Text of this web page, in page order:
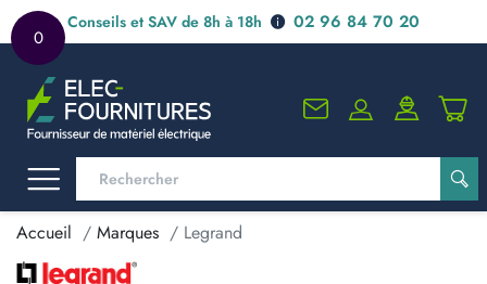
0
Conseils et SAV de 8h à 18h 02 96 84 70 20
Accueil Marques Legrand